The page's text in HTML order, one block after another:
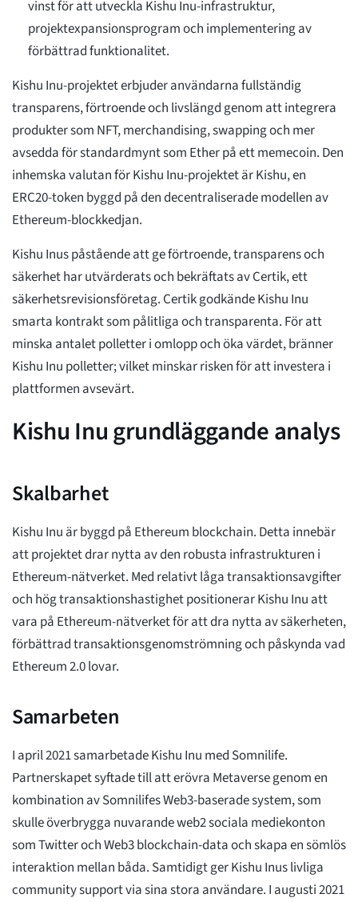
vinst för att utveckla Kishu Inu-infrastruktur,
projektexpansionsprogram och implementering av
förbättrad funktionalitet.
Kishu Inu-projektet erbjuder användarna fullständig
transparens, förtroende och livslängd genom att integrera
produkter som NFT, merchandising, swapping och mer
avsedda för standardmynt som Ether på ett memecoin. Den
inhemska valutan för Kishu Inu-projektet är Kishu, en
ERC20-token byggd på den decentraliserade modellen av
Ethereum-blockkedjan.
Kishu Inus påstående att ge förtroende, transparens och
säkerhet har utvärderats och bekräftats av Certik, ett
säkerhetsrevisionsföretag. Certik godkände Kishu Inu
smarta kontrakt som pålitliga och transparenta. För att
minska antalet polletter i omlopp och öka värdet, bränner
Kishu Inu polletter; vilket minskar risken för att investera i
plattformen avsevärt.
Kishu Inu grundläggande analys
Skalbarhet
Kishu Inu är byggd på Ethereum blockchain. Detta innebär
att projektet drar nytta av den robusta infrastrukturen i
Ethereum-nätverket. Med relativt låga transaktionsavgifter
och hög transaktionshastighet positionerar Kishu Inu att
vara på Ethereum-nätverket för att dra nytta av säkerheten,
förbättrad transaktionsgenomströmning och påskynda vad
Ethereum 2.0 lovar.
Samarbeten
I april 2021 samarbetade Kishu Inu med Somnilife.
Partnerskapet syftade till att erövra Metaverse genom en
kombination av Somnilifes Web3-baserade system, som
skulle överbrygga nuvarande web2 sociala mediekonton
som Twitter och Web3 blockchain-data och skapa en sömlös
interaktion mellan båda. Samtidigt ger Kishu Inus livliga
community support via sina stora användare. I augusti 2021